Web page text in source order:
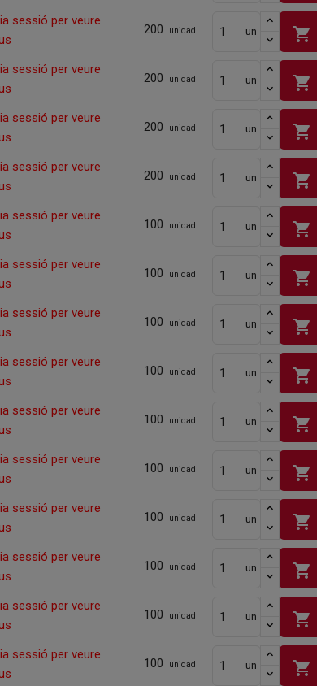
sessió per veure
200 unidad un shopping_cart
sessió per veure
200 unidad un shopping_cart
sessió per veure
200 unidad un shopping_cart
sessió per veure
200 unidad un shopping_cart
sessió per veure
100 unidad un shopping_cart
sessió per veure
100 unidad un shopping_cart
sessió per veure
100 unidad un shopping_cart
sessió per veure
100 unidad un shopping_cart
sessió per veure
100 unidad un shopping_cart
sessió per veure
100 unidad un shopping_cart
sessió per veure
100 unidad un shopping_cart
sessió per veure
100 unidad un shopping_cart
sessió per veure
100 unidad un shopping_cart
sessió per veure
100 unidad un shopping_cart